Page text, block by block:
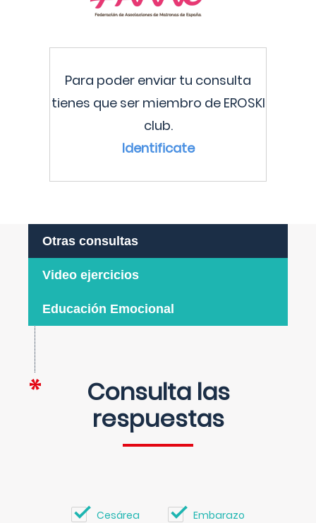
Para poder enviar tu consulta
tienes que ser miembro de EROSKI
club.
Identificate
Otras consultas
Video ejercicios
Educación Emocional
Consulta las
respuestas
Cesárea Embarazo